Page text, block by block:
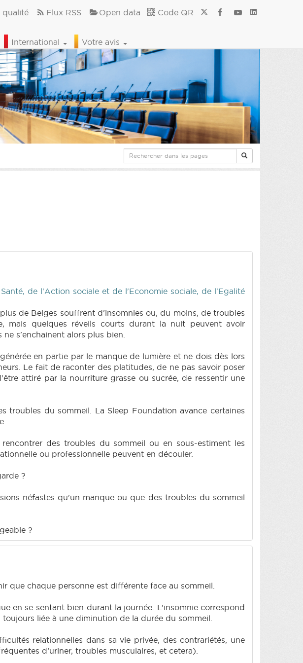
Flux RSS Open data Code QR
International Votre avis
de l'Action sociale et de l'Economie sociale, de l'Egalité
de Belges souffrent d'insomnies ou, du moins, de troubles
mais quelques réveils courts durant la nuit peuvent avoir
s'enchainent alors plus bien.
en partie par le manque de lumière et ne dois dès lors
Le fait de raconter des platitudes, de ne pas savoir poser
attiré par la nourriture grasse ou sucrée, de ressentir une
du sommeil. La Sleep Foundation avance certaines
des troubles du sommeil ou en sous-estiment les
ou professionnelle peuvent en découler.
?
néfastes qu'un manque ou que des troubles du sommeil
?
que chaque personne est différente face au sommeil.
en se sentant bien durant la journée. L’insomnie correspond
liée à une diminution de la durée du sommeil.
relationnelles dans sa vie privée, des contrariétés, une
d’uriner, troubles musculaires, et cetera).